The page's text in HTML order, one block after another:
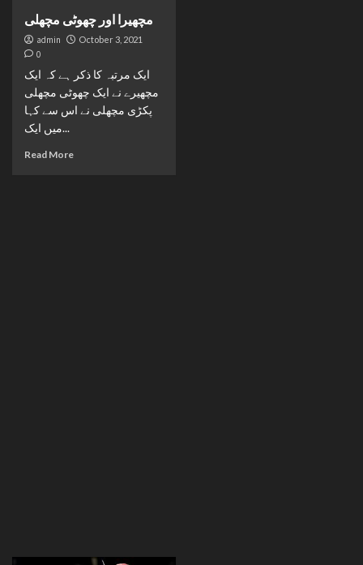
مچھیرا اور چھوٹی مچھلی
admin October 3, 2021
0
ایک مرتبہ کا ذکر ہے کہ ایک
مچھیرے نے ایک چھوٹی مچھلی
پکڑی مچھلی نے اس سے کہا
میں ایک...
Read More